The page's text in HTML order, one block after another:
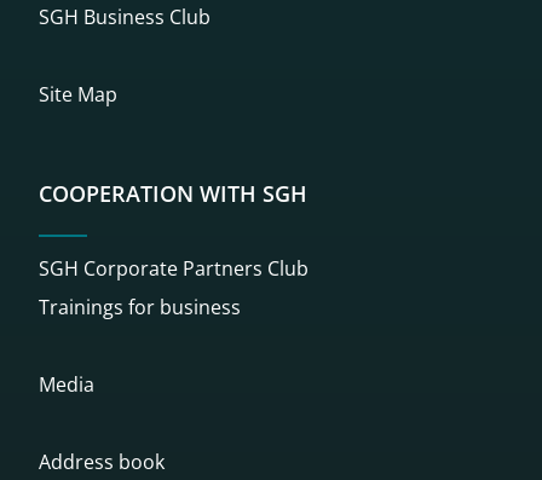
SGH Business Club
Site Map
COOPERATION WITH SGH
SGH Corporate Partners Club
Trainings for business
Media
Address book